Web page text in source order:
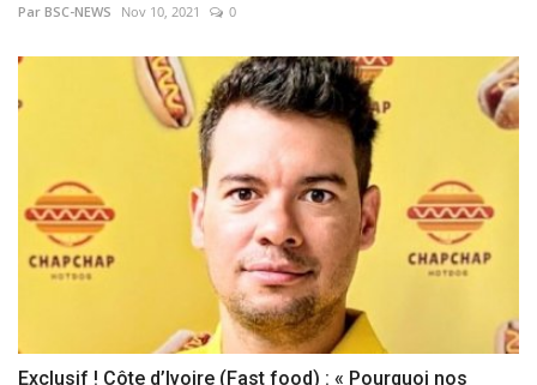
Par BSC-NEWS Nov 10, 2021 0
Exclusif ! Côte d’Ivoire (Fast food) : « Pourquoi nos